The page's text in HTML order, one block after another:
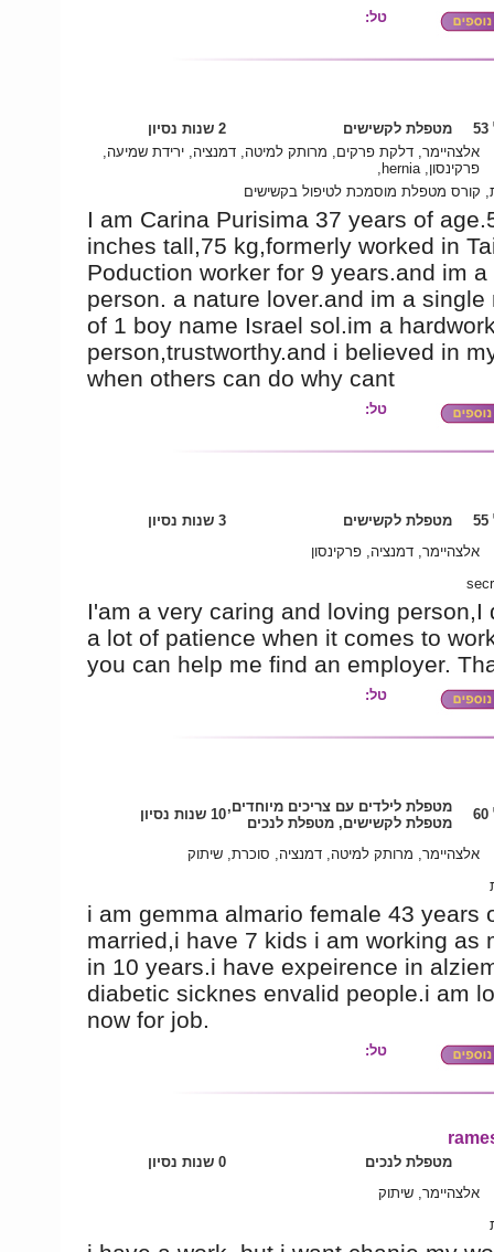
טל:
מטפלת לקשישים
2 שנות נסיון
אלצהיימר, דלקת פרקים, מרותק למיטה, דמנציה, ירידת שמיעה,
פרקינסון, hernia,
קורס מטפלת מוסמכת לטיפול בקשישים
I am Carina Purisima 37 years of
inches tall,75 kg,formerly worked in
Poduction worker for 9 years.and im a
person. a nature lover.and im a single
of 1 boy name Israel sol.im a
person,trustworthy.and i believed in
when others can do why cant
טל:
מטפלת לקשישים
3 שנות נסיון
אלצהיימר, דמנציה, פרקינסון
I'am a very caring and loving person,I
a lot of patience when it comes to
you can help me find an employer.
טל:
מטפלת לילדים עם צריכים מיוחדים,
מטפלת לקשישים, מטפלת לנכים
10 שנות נסיון
אלצהיימר, מרותק למיטה, דמנציה, סוכרת, שיתוק
i am gemma almario female 43 years
married,i have 7 kids i am working as
in 10 years.i have expeirence in
diabetic sicknes envalid people.i am
now for job.
טל:
מטפלת לנכים
0 שנות נסיון
אלצהיימר, שיתוק